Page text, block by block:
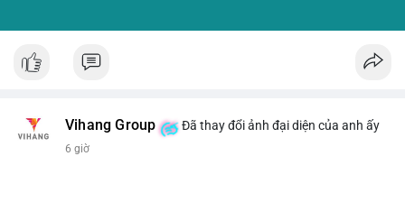
Vihang Group Đã thay đổi ảnh đại diện của anh ấy
6 giờ